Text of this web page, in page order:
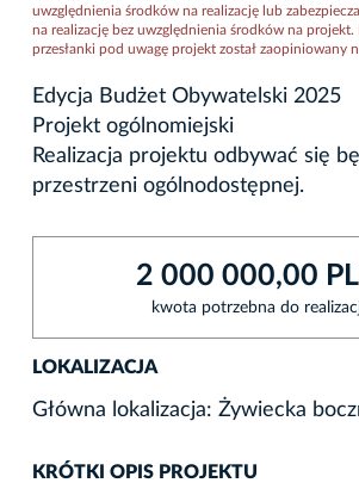
uwzględnienia środków na realizację lub
na realizację bez uwzględnienia środków na projekt.
przesłanki pod uwagę projekt został zaopiniowany
Edycja Budżet Obywatelski 2025
Projekt ogólnomiejski
Realizacja projektu odbywać się
przestrzeni ogólnodostępnej.
2 000 000,00
kwota potrzebna do
LOKALIZACJA
Główna lokalizacja: Żywiecka
KRÓTKI OPIS PROJEKTU